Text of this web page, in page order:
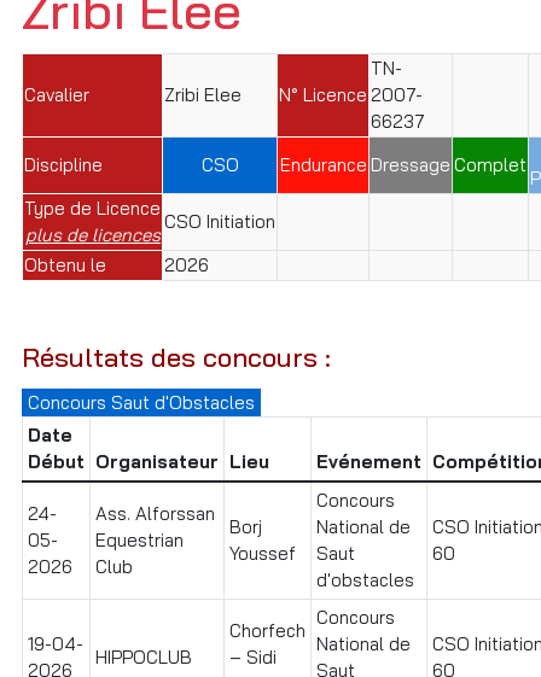
Cavalier Zribi Elee N° Licence
TN-
2007-
66237
Discipline
CSO Endurance Dressage Complet
Type de Licence
plus de licences
CSO Initiation
Obtenu le
2026
Résultats des concours :
Concours Saut d'Obstacles
Date
Début Organisateur Lieu Evénement
24-
05-
2026
Ass. Alforssan
Equestrian
Club
Borj
Youssef
Concours
National de
Saut
d'obstacles
CSO
60
19-04-
2026
HIPPOCLUB
Chorfech
– Sidi
Concours
National de
Saut
CSO
60